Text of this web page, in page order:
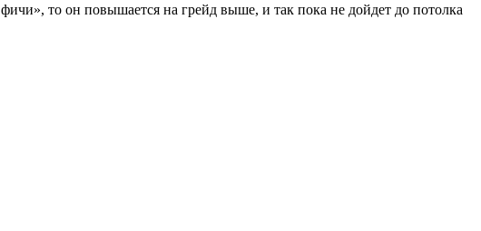
то он повышается на грейд выше, и так пока не дойдет до потолка